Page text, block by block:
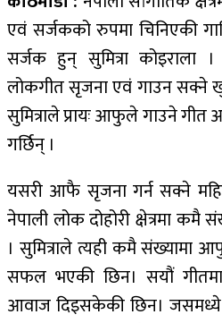
एवं सर्जकको रुपमा चिनिएकी
सर्जक हुन् सुमित्रा कोइराला ।
लोकगीत सृजना एवं गाउन सक्ने
सुमित्राले प्रायः आफुले गाउने
गर्छिन् ।
यसरी आफै सृजना गर्न सक्ने
नेपाली लोक दोहोरी क्षेत्रमा कमै
। सुमित्राले त्यही कमै संख्यामा
सफल भएकी छिन। सयौं गीतमा
आवाज दिइसकेकी छिन।